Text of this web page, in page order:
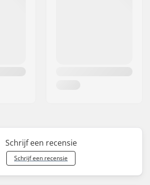
Schrijf een recensie
Schrijf een recensie